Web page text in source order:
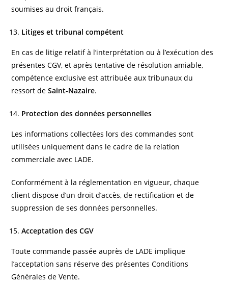
soumises au droit français.
Litiges et tribunal compétent
En cas de litige relatif à l’interprétation ou à l’exécution des
présentes CGV, et après tentative de résolution amiable,
compétence exclusive est attribuée aux tribunaux du
ressort deSaint-Nazaire.
Protection des données personnelles
Les informations collectées lors des commandes sont
utilisées uniquement dans le cadre de la relation
commerciale avec LADE.
Conformément à la réglementation en vigueur, chaque
client dispose d’un droit d’accès, de rectification et de
suppression de ses données personnelles.
Acceptation des CGV
Toute commande passée auprès de LADE implique
l’acceptation sans réserve des présentes Conditions
Générales de Vente.